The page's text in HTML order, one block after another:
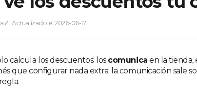
Actualizado el 2026-06-17
calcula los descuentos: los comunica en la tienda,
que configurar nada extra; la comunicación sale